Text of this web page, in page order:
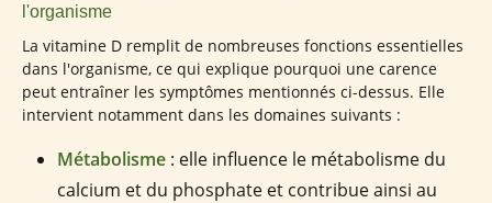
l'organisme
La vitamine D remplit de nombreuses fonctions essentielles
dans l'organisme, ce qui explique pourquoi une carence
peut entraîner les symptômes mentionnés ci-dessus. Elle
intervient notamment dans les domaines suivants :
Métabolisme : elle influence le métabolisme du
calcium et du phosphate et contribue ainsi au